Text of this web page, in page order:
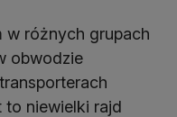
w różnych grupach
obwodzie
to niewielki rajd